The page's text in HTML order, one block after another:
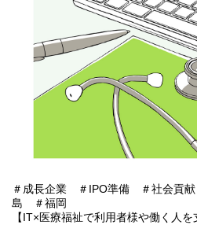
＃成長企業 ＃IPO準備 ＃社会貢
島 ＃福岡
【IT×医療福祉で利用者様や働く人を